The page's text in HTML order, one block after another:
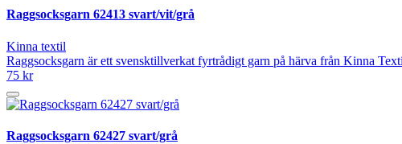
Raggsocksgarn 62413 svart/vit/grå
Kinna textil
Raggsocksgarn är ett svensktillverkat fyrtrådigt garn på härva från Kinna
75 kr
Raggsocksgarn 62427 svart/grå